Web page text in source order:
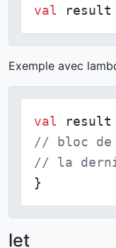
val result
Exemple avec
val
// bloc de
// la
}
let